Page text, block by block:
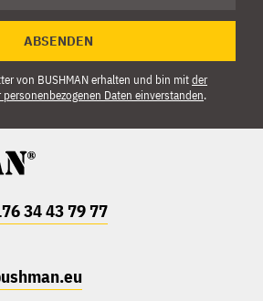
ABSENDEN
von BUSHMAN erhalten und bin mitder
Daten einverstanden.
34 43 79 77